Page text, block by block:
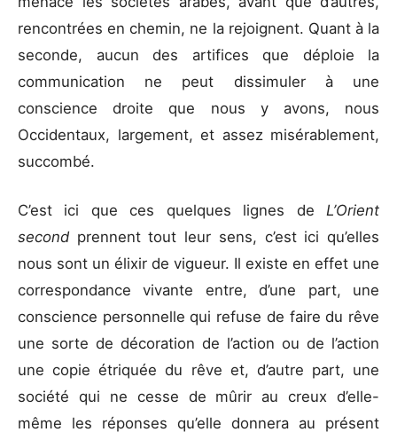
rencontrées en chemin, ne la rejoignent. Quant à la
seconde, aucun des artifices que déploie la
communication ne peut dissimuler à une
conscience droite que nous y avons, nous
Occidentaux, largement, et assez misérablement,
succombé.
C’est ici que ces quelques lignes de L’Orient
second prennent tout leur sens, c’est ici qu’elles
nous sont un élixir de vigueur. Il existe en effet une
correspondance vivante entre, d’une part, une
conscience personnelle qui refuse de faire du rêve
une sorte de décoration de l’action ou de l’action
une copie étriquée du rêve et, d’autre part, une
société qui ne cesse de mûrir au creux d’elle-
même les réponses qu’elle donnera au présent